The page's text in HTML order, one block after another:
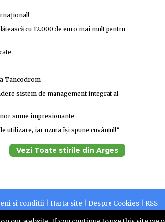
cu 12.000 de euro mai mult pentru
Tancodrom
sistem de management integrat al
sume impresionante
utilizare, iar uzura își spune cuvântul!”
Vezi Toate stirile din Arges
si conditii Harta site Despre Cookies
RSS
este operator de date cu caracter personal